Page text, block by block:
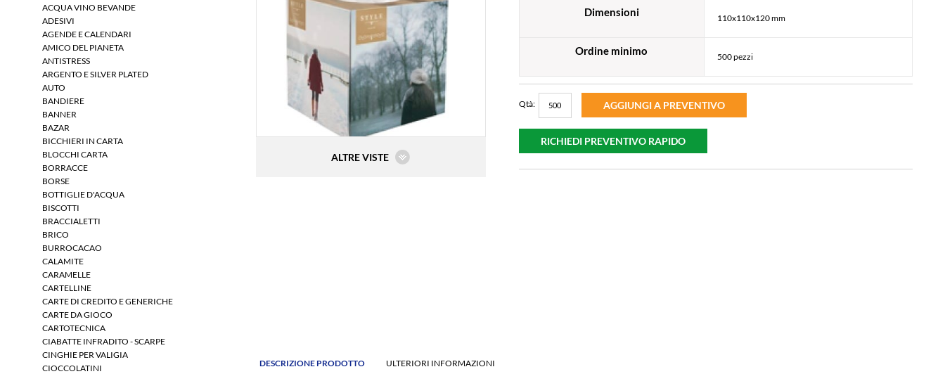
ALTRE VISTE
Dimensioni 110x110x120 mm
Ordine minimo 500 pezzi
Qtà: AGGIUNGI A PREVENTIVO
RICHIEDI PREVENTIVO RAPIDO
DESCRIZIONE PRODOTTO ULTERIORI INFORMAZIONI
ACQUA VINO BEVANDE
ADESIVI
AGENDE E CALENDARI
AMICO DEL PIANETA
ANTISTRESS
ARGENTO E SILVER PLATED
AUTO
BANDIERE
BANNER
BAZAR
BICCHIERI IN CARTA
BLOCCHI CARTA
BORRACCE
BORSE
BOTTIGLIE D'ACQUA
BISCOTTI
BRACCIALETTI
BRICO
BURROCACAO
CALAMITE
CARAMELLE
CARTELLINE
CARTE DI CREDITO E GENERICHE
CARTE DA GIOCO
CARTOTECNICA
CIABATTE INFRADITO - SCARPE
CINGHIE PER VALIGIA
CIOCCOLATINI